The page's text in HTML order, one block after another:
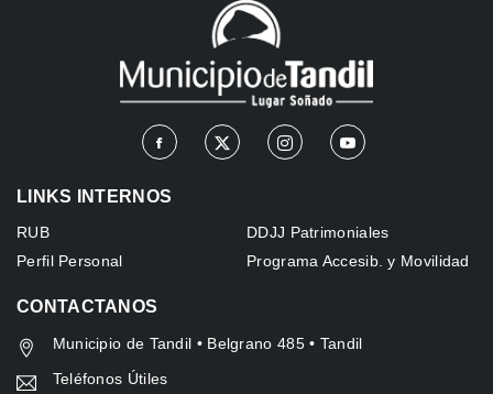
LINKS INTERNOS
RUB
DDJJ Patrimoniales
Perfil Personal
Programa Accesib. y Movilidad
CONTACTANOS
Municipio de Tandil • Belgrano 485 • Tandil
Teléfonos Útiles